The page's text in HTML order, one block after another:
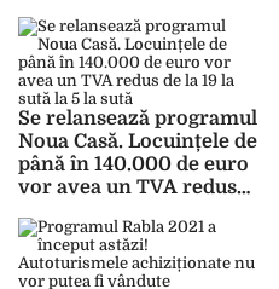
Se relansează programul
Noua Casă. Locuințele de
până în 140.000 de euro
vor avea un TVA redus